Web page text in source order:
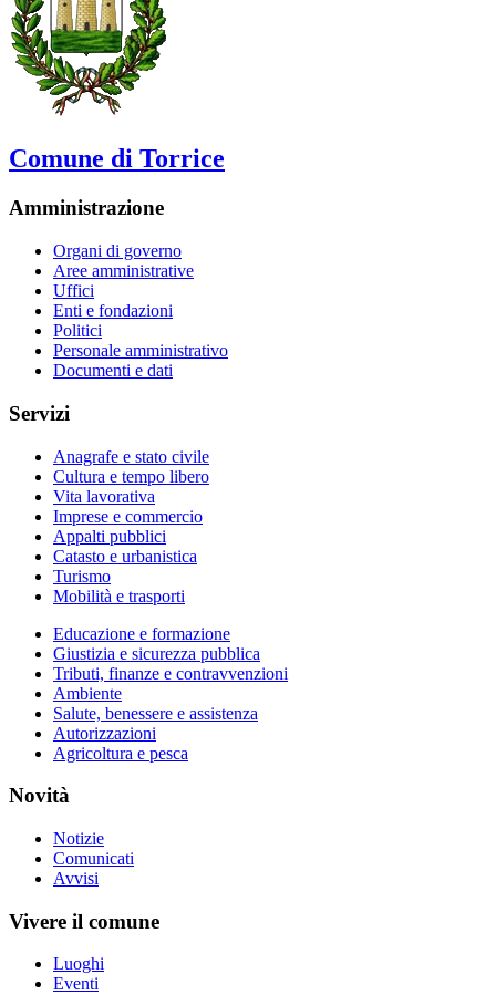
Comune di Torrice
Amministrazione
Organi di governo
Aree amministrative
Uffici
Enti e fondazioni
Politici
Personale amministrativo
Documenti e dati
Servizi
Anagrafe e stato civile
Cultura e tempo libero
Vita lavorativa
Imprese e commercio
Appalti pubblici
Catasto e urbanistica
Turismo
Mobilità e trasporti
Educazione e formazione
Giustizia e sicurezza pubblica
Tributi, finanze e contravvenzioni
Ambiente
Salute, benessere e assistenza
Autorizzazioni
Agricoltura e pesca
Novità
Notizie
Comunicati
Avvisi
Vivere il comune
Luoghi
Eventi